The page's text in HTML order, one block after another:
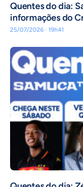
Quentes do dia:
informações do
25/07/2026 · 19h41